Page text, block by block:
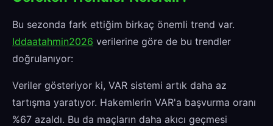
Bu sezonda fark ettiğim birkaç önemli trend var.
Iddaatahmin2026 verilerine göre de bu trendler
doğrulanıyor:
Veriler gösteriyor ki, VAR sistemi artık daha az
tartışma yaratıyor. Hakemlerin VAR'a başvurma oranı
%67 azaldı. Bu da maçların daha akıcı geçmesi